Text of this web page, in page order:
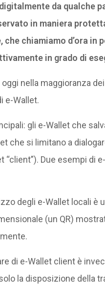
da qualche
in maniera
che chiamiamo d’ora in
in grado di
nella maggioranza
e-Wallet.
gli e-Wallet che
che si limitano a
“client”). Due esempi di
degli e-Wallet locali è
(un QR)
di e-Wallet client è
la disposizione della